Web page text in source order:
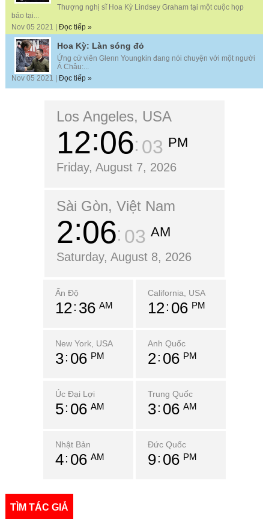
Thượng nghị sĩ Hoa Kỳ Lindsey Graham tại một cuộc họp
báo tại...
Nov 05 2021 | Đọc tiếp »
Hoa Kỳ: Làn sóng đỏ
Ứng cử viên Glenn Youngkin đang nói chuyện với một người
Á Châu:...
Nov 05 2021 | Đọc tiếp »
Los Angeles, USA
12 06 04 PM
Friday, August 7, 2026
Sài Gòn, Việt Nam
2 06 04 AM
Saturday, August 8, 2026
Ấn Độ
12 36 AM
California, USA
12 06 PM
New York, USA
3 06 PM
Anh Quốc
2 06 PM
Úc Đại Lợi
5 06 AM
Trung Quốc
3 06 AM
Nhật Bản
4 06 AM
Đức Quốc
9 06 PM
TÌM TÁC GIẢ